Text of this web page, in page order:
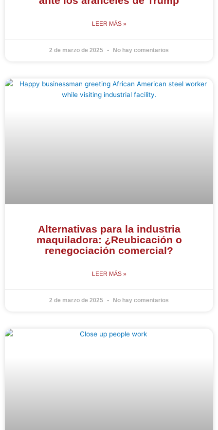
LEER MÁS »
2 de marzo de 2025 No hay comentarios
Alternativas para la industria
maquiladora: ¿Reubicación o
renegociación comercial?
LEER MÁS »
2 de marzo de 2025 No hay comentarios